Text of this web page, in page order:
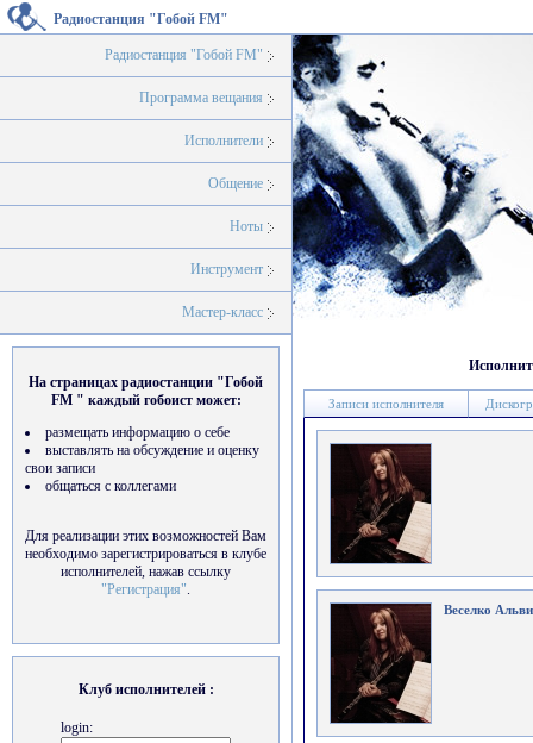
Радиостанция "Гобой FM"
Радиостанция "Гобой FM"
Программа вещания
Исполнители
Общение
Ноты
Инструмент
Мастер-класс
На страницах радиостанции "Гобой
FM " каждый гобоист может:
размещать информацию о себе
выставлять на обсуждение и оценку
свои записи
общаться с коллегами
Для реализации этих возможностей Вам
необходимо зарегистрироваться в клубе
исполнителей, нажав ссылку
"Регистрация".
Клуб исполнителей :
login:
Записи исполнителя
Веселко